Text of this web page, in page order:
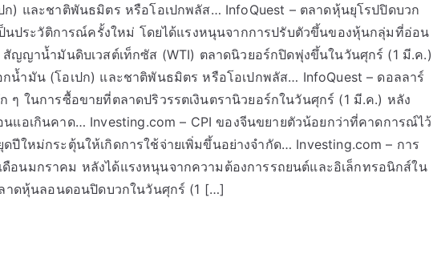
ก) และชาติพันธมิตร หรือโอเปกพลัส… InfoQuest – ตลาดหุ้นยุโรปปิดบวก
นประวัติการณ์ครั้งใหม่ โดยได้แรงหนุนจากการปรับตัวขึ้นของหุ้นกลุ่มที่อ่อน
ญญาน้ำมันดิบเวสต์เท็กซัส (WTI) ตลาดนิวยอร์กปิดพุ่งขึ้นในวันศุกร์ (1 มี.ค.)
น้ำมัน (โอเปก) และชาติพันธมิตร หรือโอเปกพลัส… InfoQuest – ดอลลาร์
ๆ ในการซื้อขายที่ตลาดปริวรรตเงินตรานิวยอร์กในวันศุกร์ (1 มี.ค.) หลัง
นแอเกินคาด… Investing.com – CPI ของจีนขยายตัวน้อยกว่าที่คาดการณ์ไว้
ปีใหม่กระตุ้นให้เกิดการใช้จ่ายเพิ่มขึ้นอย่างจำกัด… Investing.com – การ
อนมกราคม หลังได้แรงหนุนจากความต้องการรถยนต์และอิเล็กทรอนิกส์ใน
าดหุ้นลอนดอนปิดบวกในวันศุกร์ (1 […]